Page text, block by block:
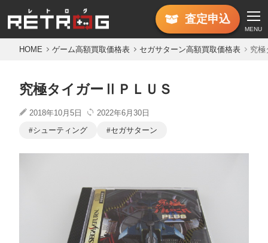
査定申込
MENU
HOME ゲーム高額買取価格表 セガサターン高額買取価格表 究
究極タイガーⅡＰＬＵＳ
2018年10月5日
2022年6月30日
シューティング
セガサターン